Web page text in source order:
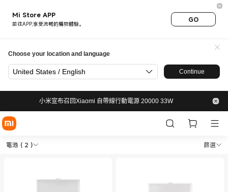
Mi Store APP
前往APP,享受流暢的購物體驗。
GO
Choose your location and language
United States / English Continue
小米宣布召回Xiaomi 自帶線行動電源 20000 33W
Shop 生活&工具周邊 電池 in
電池 ( 2 ) 篩選
Shop 生活&工具周邊 電池 in Xiaomi